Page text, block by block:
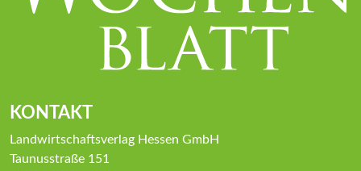
KONTAKT
Landwirtschaftsverlag Hessen GmbH
Taunusstraße 151